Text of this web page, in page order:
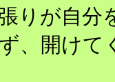
が自分
、開けて